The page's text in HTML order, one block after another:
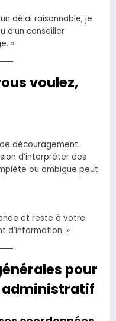
délai raisonnable, je
d’un conseiller
»
voulez,
découragement.
d’interpréter des
ou ambiguë peut
et reste à votre
d’information. »
pour
administratif